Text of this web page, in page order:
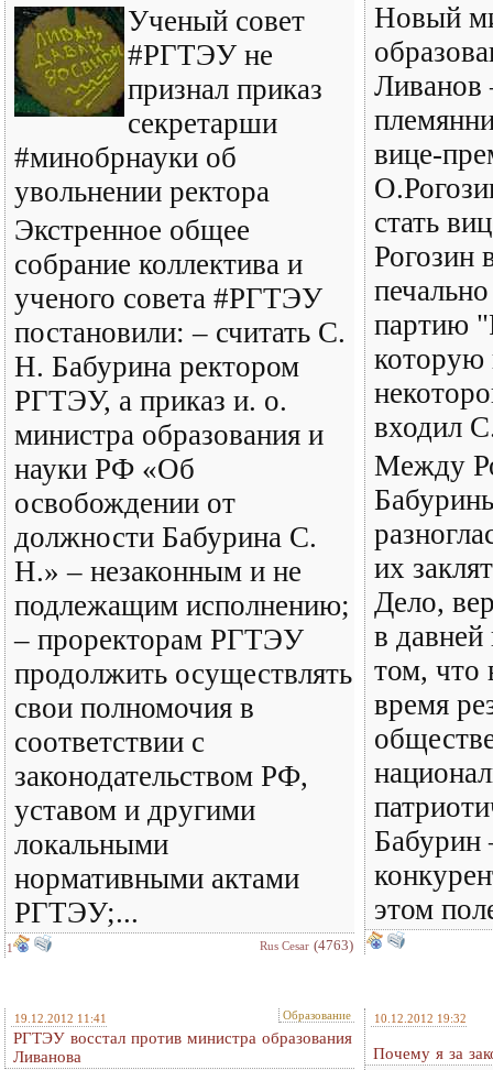
Ученый совет
#РГТЭУ не
признал приказ
секретарши
#минобрнауки об
увольнении ректора
Экстренное общее
собрание коллектива и
ученого совета #РГТЭУ
постановили: – считать С.
Н. Бабурина ректором
РГТЭУ, а приказ и. о.
министра образования и
науки РФ «Об
освобождении от
должности Бабурина С.
Н.» – незаконным и не
подлежащим исполнению;
– проректорам РГТЭУ
продолжить осуществлять
свои полномочия в
соответствии с
законодательством РФ,
уставом и другими
локальными
нормативными актами
РГТЭУ;...
1 Rus Cesar (4763)
Новый
вице-
стать
Рогозин
партию
которую
входил
Между
их
Дело,
в
том, что
время
Бабурин
этом
19.12.2012 11:41 Образование
РГТЭУ восстал против министра образования
Ливанова
10.12.2012 19:32
Почему я за